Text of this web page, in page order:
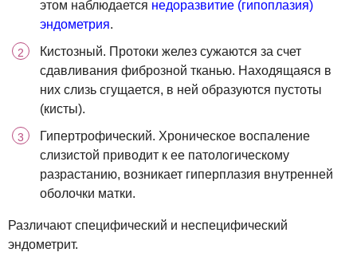
этом наблюдается недоразвитие (гипоплазия)
эндометрия.
Кистозный. Протоки желез сужаются за счет
сдавливания фиброзной тканью. Находящаяся в
них слизь сгущается, в ней образуются пустоты
(кисты).
Гипертрофический. Хроническое воспаление
слизистой приводит к ее патологическому
разрастанию, возникает гиперплазия внутренней
оболочки матки.
Различают специфический и неспецифический
эндометрит.